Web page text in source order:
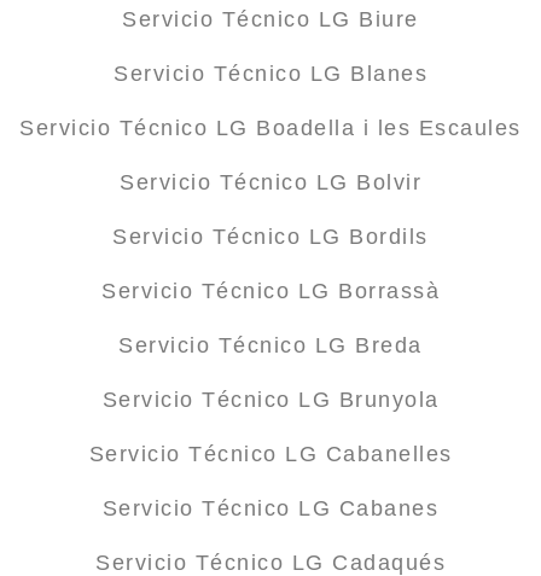
Servicio Técnico LG Biure
Servicio Técnico LG Blanes
Servicio Técnico LG Boadella i les Escaules
Servicio Técnico LG Bolvir
Servicio Técnico LG Bordils
Servicio Técnico LG Borrassà
Servicio Técnico LG Breda
Servicio Técnico LG Brunyola
Servicio Técnico LG Cabanelles
Servicio Técnico LG Cabanes
Servicio Técnico LG Cadaqués